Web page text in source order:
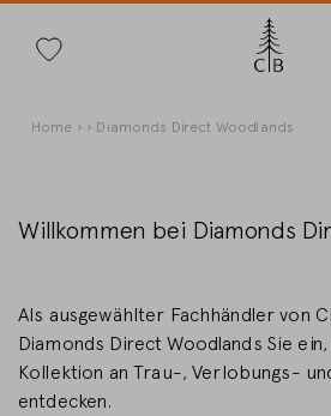
zumPfadnavigation
Home Diamonds Direct Woodlands
Willkommen bei Diamonds
Als ausgewählter Fachhändler von
Diamonds Direct Woodlands Sie
Kollektion an Trau-, Verlobungs-
entdecken.
Land